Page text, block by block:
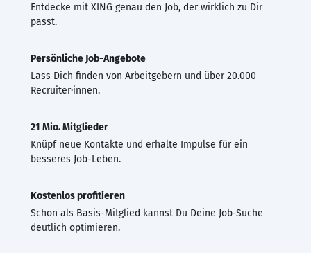
Entdecke mit XING genau den Job, der wirklich zu Dir
passt.
Persönliche Job-Angebote
Lass Dich finden von Arbeitgebern und über 20.000
Recruiter·innen.
21 Mio. Mitglieder
Knüpf neue Kontakte und erhalte Impulse für ein
besseres Job-Leben.
Kostenlos profitieren
Schon als Basis-Mitglied kannst Du Deine Job-Suche
deutlich optimieren.